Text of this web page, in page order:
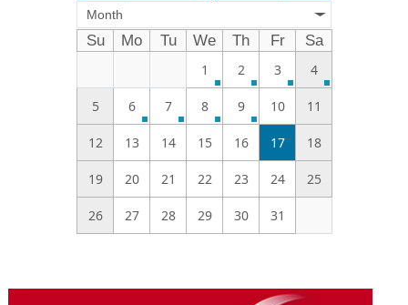
Month
Su Mo Tu We Th Fr
Sa
1
2 3 4
5 6 7 8 9 10 11
12 13 14 15 16 17 18
19 20 21 22 23 24 25
26 27 28 29 30 31